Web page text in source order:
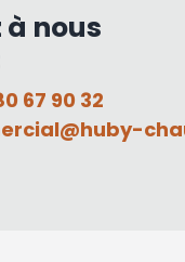
à nous
67 90 32